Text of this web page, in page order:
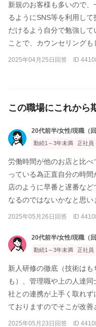
新規のお客様も多いので
るようにSNS等を利用し
だけるよう自分で勉強し
ことで、カウンセリングも
2025年04月25日回答 ID
この職場にこれから
20代前半/女性/現職（回
勤続1～3年未満
正社員
労働時間が他のお店と比
っている為正直自分の時
店のように早番と遅番など
なるのではないかなと思い
2025年05月26日回答 ID
20代前半/女性/現職（回
勤続1～3年未満
正社員
新人研修の徹底（技術は
も）、管理職や上の人達
社との連携が上手く取れ
ておりますのでそこが改善
2025年05月23日回答 ID